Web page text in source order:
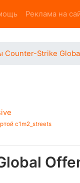
Реклама на
Counter-Strike
c1m2_streets